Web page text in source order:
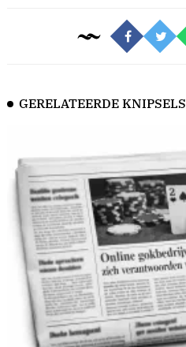
GERELATEERDE KNIPSELS